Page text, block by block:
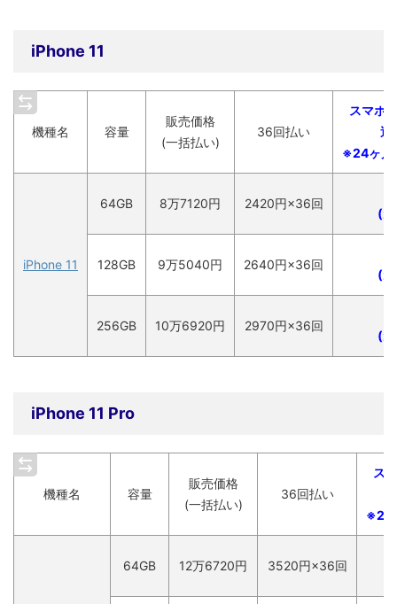
iPhone 11
機種名 容量
販売価格
(一括払い)
36回払い
スマホ
適
※24ヶ月
iPhone 11
64GB 8万7120円 2420円×36回
128GB 9万5040円 2640円×36回
256GB 10万6920円 2970円×36回
iPhone 11 Pro
機種名 容量
販売価格
(一括払い)
36回払い
ス
※24
64GB 12万6720円 3520円×36回